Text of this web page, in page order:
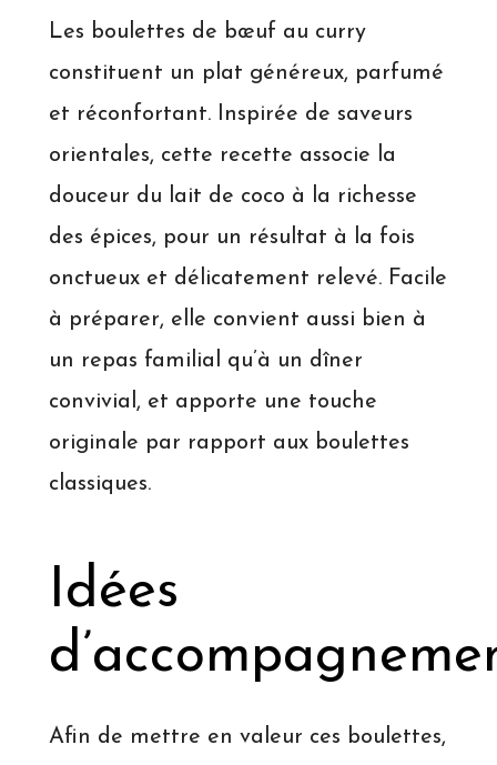
Les boulettes de bœuf au curry
constituent un plat généreux, parfumé
et réconfortant. Inspirée de saveurs
orientales, cette recette associe la
douceur du lait de coco à la richesse
des épices, pour un résultat à la fois
onctueux et délicatement relevé. Facile
à préparer, elle convient aussi bien à
un repas familial qu’à un dîner
convivial, et apporte une touche
originale par rapport aux boulettes
classiques.
Idées
Afin de mettre en valeur ces boulettes,